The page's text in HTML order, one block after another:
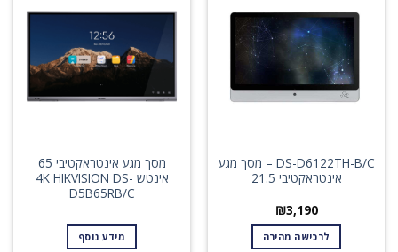
DS-D6122TH-B/C – מסך מגע
אינטראקטיבי 21.5
₪3,190
לרכישה מהירה
מסך מגע אינטראקטיבי 65
אינטש 4K HIKVISION DS-
D5B65RB/C
מידע נוסף